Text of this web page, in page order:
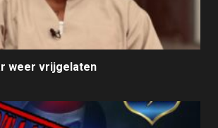
weer vrijgelaten